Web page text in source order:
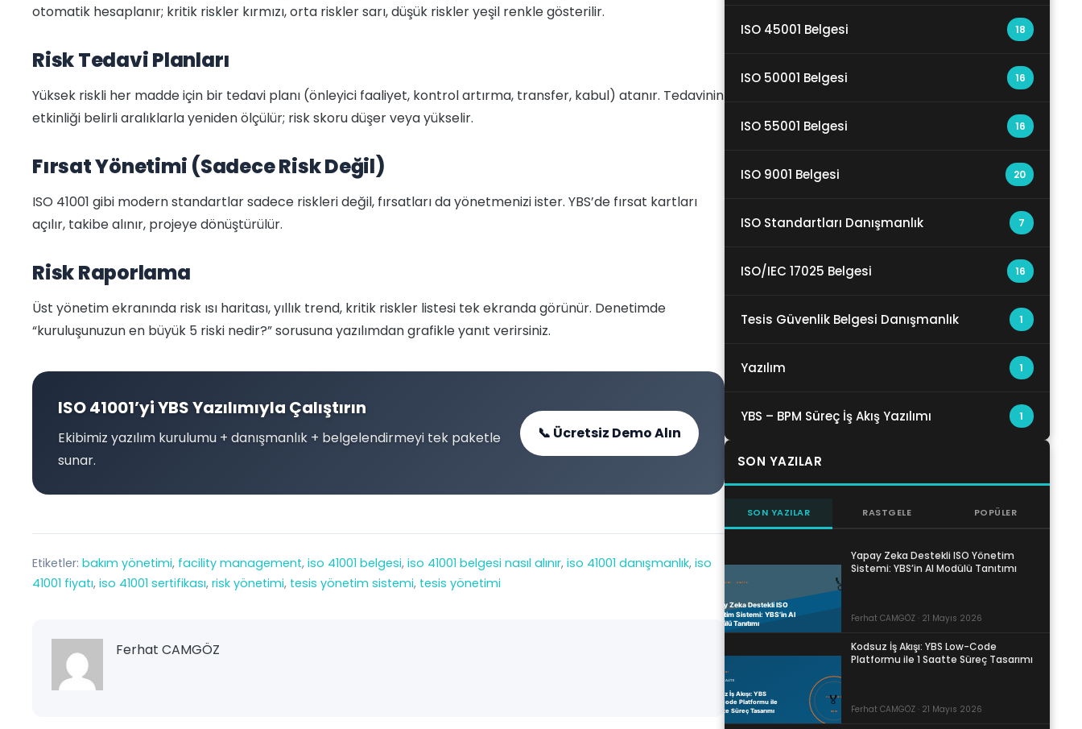
otomatik hesaplanır; kritik riskler kırmızı, orta riskler sarı, düşük riskler yeşil renkle gösterilir.
Risk Tedavi Planları
Yüksek riskli her madde için bir tedavi planı (önleyici faaliyet, kontrol artırma, transfer, kabul) atanır. Tedavinin
etkinliği belirli aralıklarla yeniden ölçülür; risk skoru düşer veya yükselir.
Fırsat Yönetimi (Sadece Risk Değil)
ISO 41001 gibi modern standartlar sadece riskleri değil, fırsatları da yönetmenizi ister. YBS’de fırsat kartları
açılır, takibe alınır, projeye dönüştürülür.
Risk Raporlama
Üst yönetim ekranında risk ısı haritası, yıllık trend, kritik riskler listesi tek ekranda görünür. Denetimde
“kuruluşunuzun en büyük 5 riski nedir?” sorusuna yazılımdan grafikle yanıt verirsiniz.
ISO 41001’yi YBS Yazılımıyla Çalıştırın
Ekibimiz yazılım kurulumu + danışmanlık + belgelendirmeyi tek paketle
sunar.
📞 Ücretsiz Demo Alın
Etiketler: bakım yönetimi, facility management, iso 41001 belgesi, iso 41001 belgesi nasıl alınır, iso 41001 danışmanlık, iso
41001 fiyatı, iso 41001 sertifikası, risk yönetimi, tesis yönetim sistemi, tesis yönetimi
Ferhat CAMGÖZ
ISO 45001 Belgesi 18
ISO 50001 Belgesi 16
ISO 55001 Belgesi 16
ISO 9001 Belgesi 20
ISO Standartları Danışmanlık 7
ISO/IEC 17025 Belgesi 16
Tesis Güvenlik Belgesi Danışmanlık 1
Yazılım 1
YBS – BPM Süreç İş Akış Yazılımı 1
SON YAZILAR
SON YAZILAR RASTGELE POPÜLER
Yapay Zeka Destekli ISO Yönetim
Sistemi: YBS’in AI Modülü Tanıtımı
Ferhat CAMGÖZ · 21 Mayıs 2026
Kodsuz İş Akışı: YBS Low-Code
Platformu ile 1 Saatte Süreç Tasarımı
Ferhat CAMGÖZ · 21 Mayıs 2026